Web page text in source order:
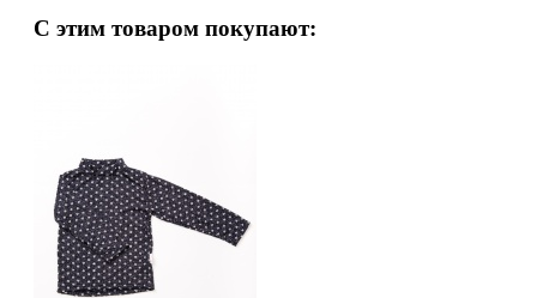
С этим товаром покупают: